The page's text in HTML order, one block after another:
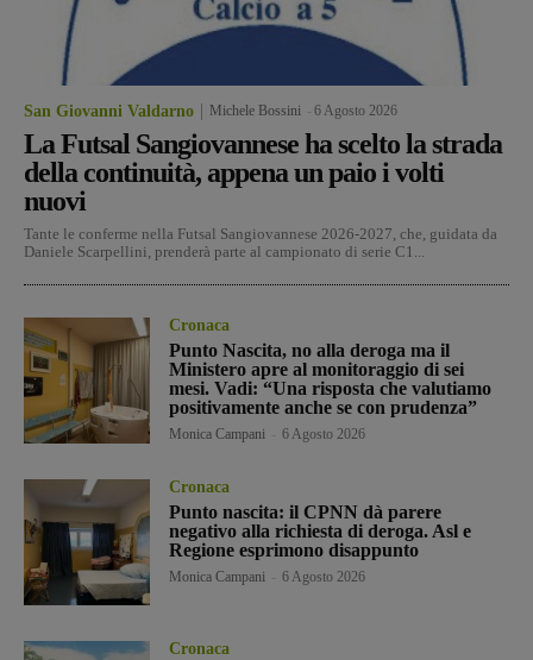
San Giovanni Valdarno Michele Bossini 6 Agosto 2026
La Futsal Sangiovannese ha scelto la strada
della continuità, appena un paio i volti
nuovi
Tante le conferme nella Futsal Sangiovannese 2026-2027, che, guidata da
Daniele Scarpellini, prenderà parte al campionato di serie C1...
Cronaca
Punto Nascita, no alla deroga ma il
Ministero apre al monitoraggio di sei
mesi. Vadi: “Una risposta che valutiamo
positivamente anche se con prudenza”
Monica Campani 6 Agosto 2026
Cronaca
Punto nascita: il CPNN dà parere
negativo alla richiesta di deroga. Asl e
Regione esprimono disappunto
Monica Campani 6 Agosto 2026
Cronaca